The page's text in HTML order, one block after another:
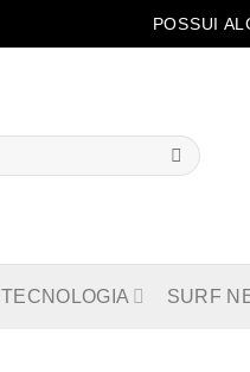
POSSUI
TECNOLOGIA SURF